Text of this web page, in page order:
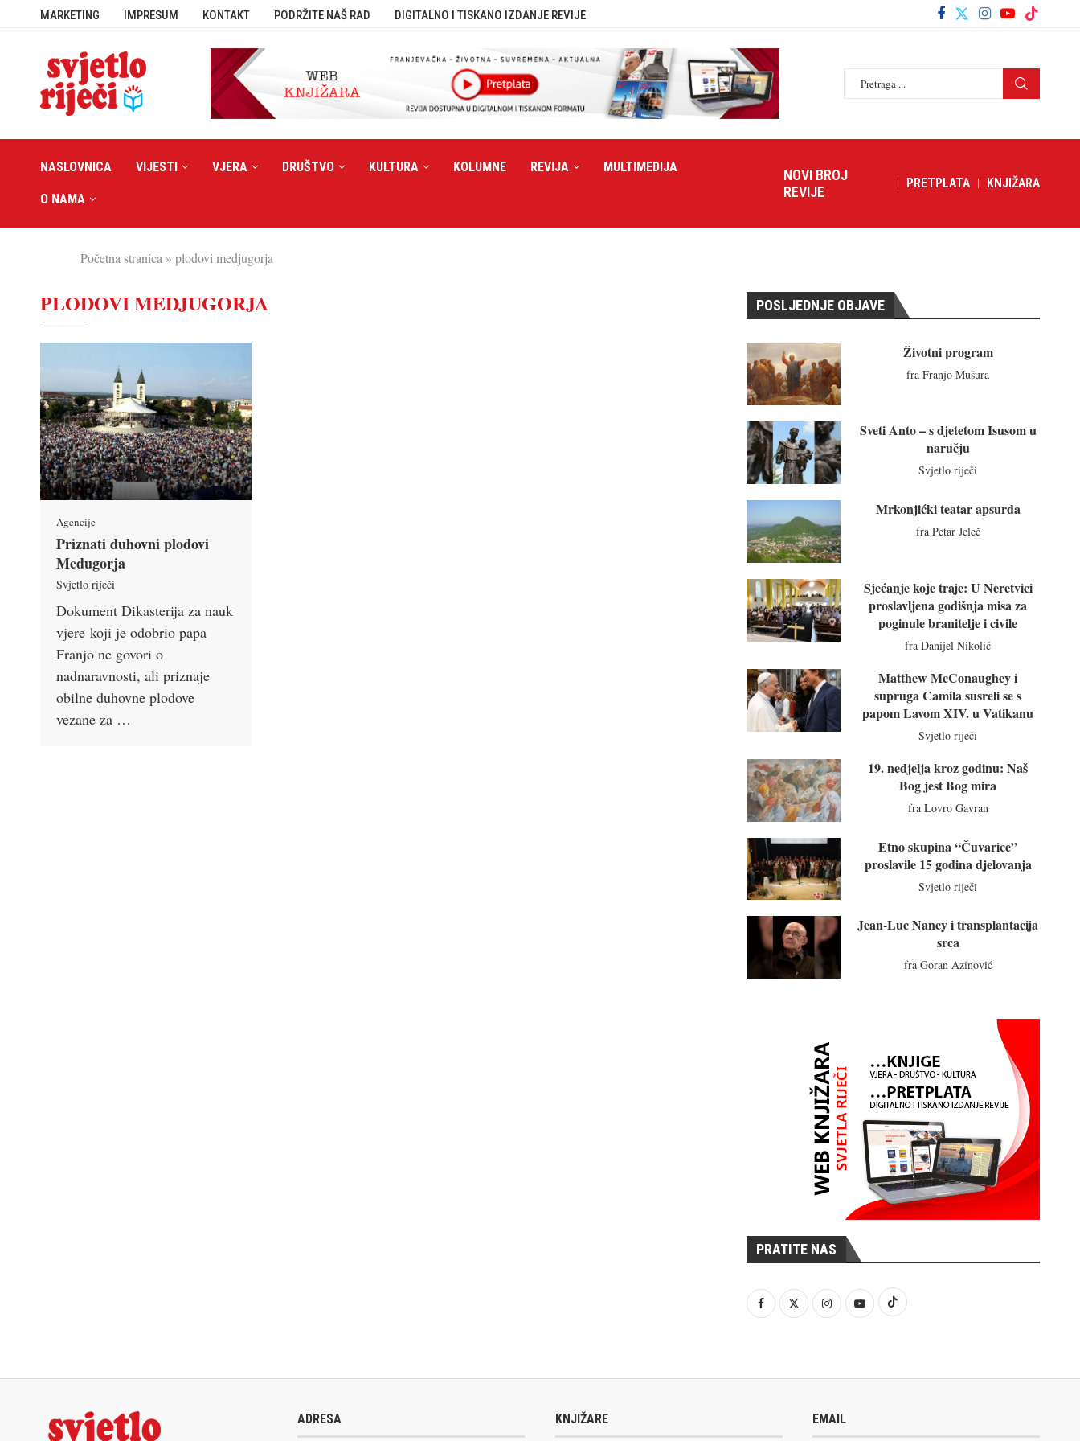
MARKETING IMPRESUM KONTAKT PODRŽITE NAŠ RAD DIGITALNO I TISKANO IZDANJE REVIJE
NASLOVNICA VIJESTI VJERA DRUŠTVO KULTURA KOLUMNE REVIJA MULTIMEDIJA
O NAMA
NOVI BROJ
REVIJE
PRETPLATA KNJIŽARA
Početna stranica » plodovi medjugorja
PLODOVI MEDJUGORJA
Agencije
Priznati duhovni plodovi
Međugorja
Svjetlo riječi
Dokument Dikasterija za nauk
vjere koji je odobrio papa
Franjo ne govori o
nadnaravnosti, ali priznaje
obilne duhovne plodove
vezane za …
POSLJEDNJE OBJAVE
Životni program
fra Franjo Mušura
Sveti Anto – s djetetom Isusom u
naručju
Svjetlo riječi
Mrkonjićki teatar apsurda
fra Petar Jeleč
Sjećanje koje traje: U Neretvici
proslavljena godišnja misa za
poginule branitelje i civile
fra Danijel Nikolić
Matthew McConaughey i
supruga Camila susreli se s
papom Lavom XIV. u Vatikanu
Svjetlo riječi
19. nedjelja kroz godinu: Naš
Bog jest Bog mira
fra Lovro Gavran
Etno skupina “Čuvarice”
proslavile 15 godina djelovanja
Svjetlo riječi
Jean-Luc Nancy i transplantacija
srca
fra Goran Azinović
PRATITE NAS
ADRESA KNJIŽARE EMAIL